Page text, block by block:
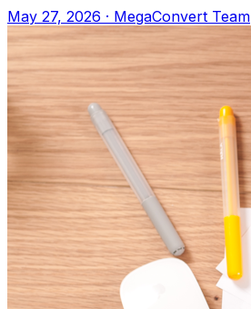
May 27, 2026 · MegaConvert Team